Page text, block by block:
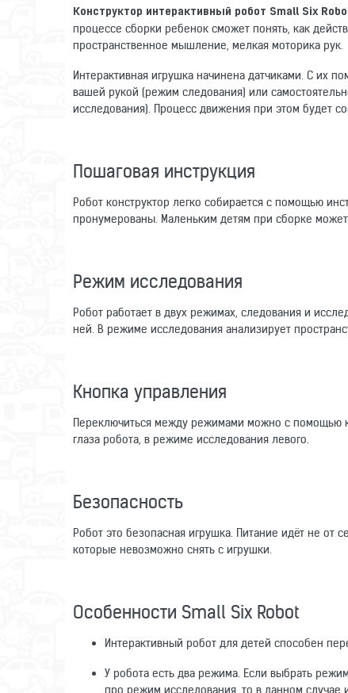
Конструктор интерактивный робот Small Six
процессе сборки ребенок сможет понять, как
пространственное мышление, мелкая моторика рук.
Интерактивная игрушка начинена датчиками. С их
вашей рукой (режим следования) или
исследования). Процесс движения при этом будет
Пошаговая инструкция
Робот конструктор легко собирается с помощью
пронумерованы. Маленьким детям при сборке
Режим исследования
Робот работает в двух режимах, следования и
ней. В режиме исследования анализирует
Кнопка управления
Переключиться между режимами можно с помощью
глаза робота, в режиме исследования левого.
Безопасность
Робот это безопасная игрушка. Питание идёт не от
которые невозможно снять с игрушки.
Особенности Small Six Robot
Интерактивный робот для детей способен
У робота есть два режима. Если выбрать
про режим исследования, то в данном случае